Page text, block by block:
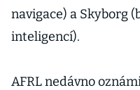
navigace) a Skyborg
inteligencí).
AFRL nedávno